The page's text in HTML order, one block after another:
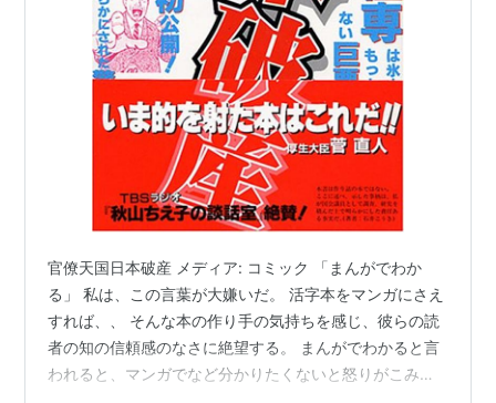
官僚天国日本破産 メディア: コミック 「まんがでわか
る」 私は、この言葉が大嫌いだ。 活字本をマンガにさえ
すれば、、 そんな本の作り手の気持ちを感じ、彼らの読
者の知の信頼感のなさに絶望する。 まんがでわかると言
われると、マンガでなど分かりたくないと怒りがこみ上